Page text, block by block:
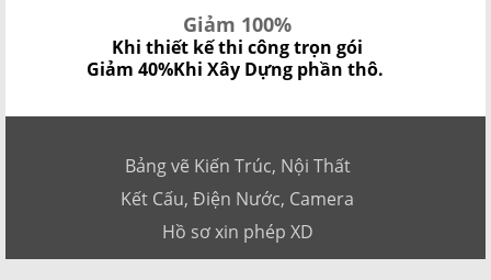
Giảm 100%
Khi thiết kế thi công trọn gói
Giảm 40%Khi Xây Dựng phần thô.
Bảng vẽ Kiến Trúc, Nội Thất
Kết Cấu, Điện Nước, Camera
Hồ sơ xin phép XD